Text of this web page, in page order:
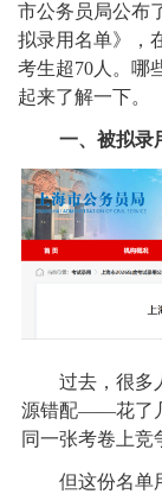
市公务员局公布
拟录用名单》，
考生超70人。哪
起来了解一下。
一、被拟录用
过去，很多人
源错配——花了
同一张考卷上竞
但这份名单用